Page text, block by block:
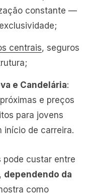
constante —
centrais, seguros
e Candelária:
e preços
para jovens
início de carreira.
pode custar entre
dependendo da
como